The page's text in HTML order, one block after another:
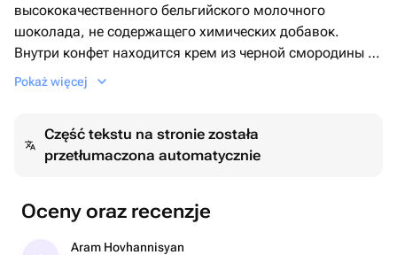
высококачественного бельгийского молочного
шоколада, не содержащего химических добавок.
Внутри конфет находится крем из черной смородины и
джем из черной смородины, которая дополняет вкус,
этих конфет. Конфеты можно заказать в одном вкусе —
9 штук, а также в ассортименте - дубайски
смородина,лимонный,манго,юзу,фисташки с
малиной,нут,карамель со свежими ванильными
бобами,маракуйя,ментол,кокосово-клубничная
Pokaż więcej
Część tekstu na stronie została
przetłumaczona automatycznie
Oceny oraz recenzje
Aram Hovhannisyan